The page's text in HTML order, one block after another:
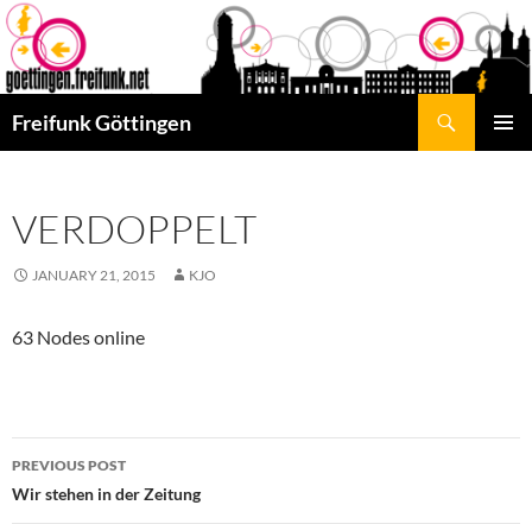
Skip
to
content
Freifunk Göttingen
VERDOPPELT
JANUARY 21, 2015 KJO
63 Nodes online
Post
navigation
PREVIOUS POST
Wir stehen in der Zeitung